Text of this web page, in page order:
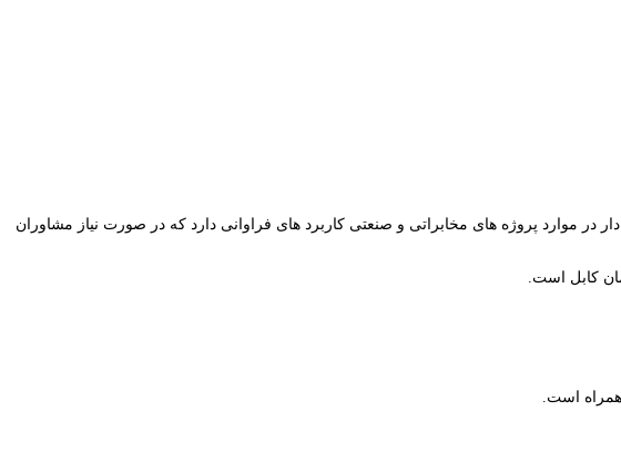
پروژه های مخابراتی و صنعتی کاربرد های فراوانی دارد که در صورت نیاز مشاوران
کابل است.
است.